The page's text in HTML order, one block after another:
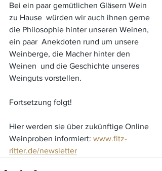
Bei ein paar gemütlichen Gläsern Wein
zu Hause  würden wir auch ihnen gerne
die Philosophie hinter unseren Weinen,
ein paar  Anekdoten rund um unsere
Weinberge, die Macher hinter den
Weinen  und die Geschichte unseres
Weinguts vorstellen.
Fortsetzung folgt!
Hier werden sie über zukünftige Online
Weinproben informiert: www.fitz-
ritter.de/newsletter